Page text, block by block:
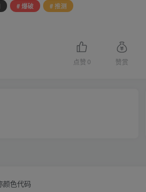
# 爆破 # 推测
点赞 0 赞赏
颜色代码